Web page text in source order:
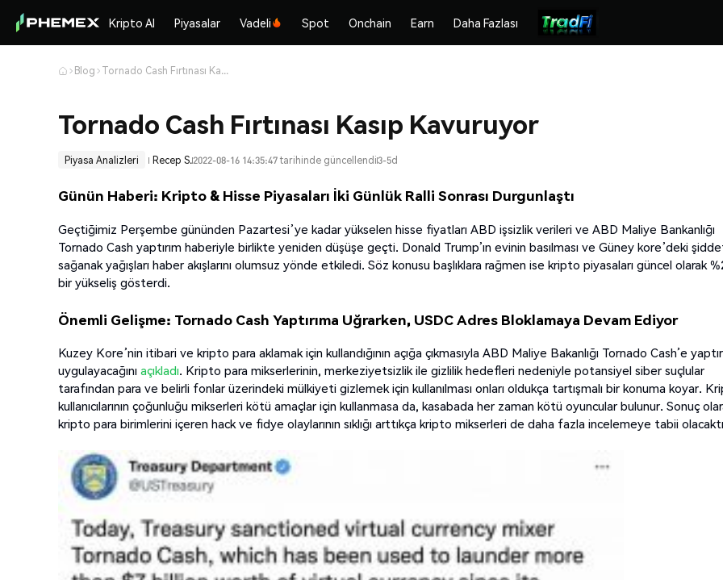
Kripto Al Piyasalar Vadeli Spot Onchain Earn Daha Fazlası
Blog Tornado Cash Fırtınası Kasıp Kavuruyor
Tornado Cash Fırtınası Kasıp Kavuruyor
Piyasa Analizleri Recep S.2022-08-16 14:35:47 tarihinde güncellendi3-5d
Günün Haberi: Kripto & Hisse Piyasaları İki Günlük Ralli Sonrası Durgunlaştı
Geçtiğimiz Perşembe gününden Pazartesi’ye kadar yükselen hisse fiyatları ABD işsizlik verileri ve ABD Maliye Bankanlığı
Tornado Cash yaptırım haberiyle birlikte yeniden düşüşe geçti. Donald Trump’ın evinin basılması ve Güney kore’deki
sağanak yağışları haber akışlarını olumsuz yönde etkiledi. Söz konusu başlıklara rağmen ise kripto piyasaları güncel olarak
bir yükseliş gösterdi.
Önemli Gelişme: Tornado Cash Yaptırıma Uğrarken, USDC Adres Bloklamaya Devam Ediyor
Kuzey Kore’nin itibari ve kripto para aklamak için kullandığının açığa çıkmasıyla ABD Maliye Bakanlığı Tornado Cash’e
uygulayacağını açıkladı. Kripto para mikserlerinin, merkeziyetsizlik ile gizlilik hedefleri nedeniyle potansiyel siber suçlular
tarafından para ve belirli fonlar üzerindeki mülkiyeti gizlemek için kullanılması onları oldukça tartışmalı bir konuma koyar.
kullanıcılarının çoğunluğu mikserleri kötü amaçlar için kullanmasa da, kasabada her zaman kötü oyuncular bulunur. Sonuç
kripto para birimlerini içeren hack ve fidye olaylarının sıklığı arttıkça kripto mikserleri de daha fazla incelemeye tabii